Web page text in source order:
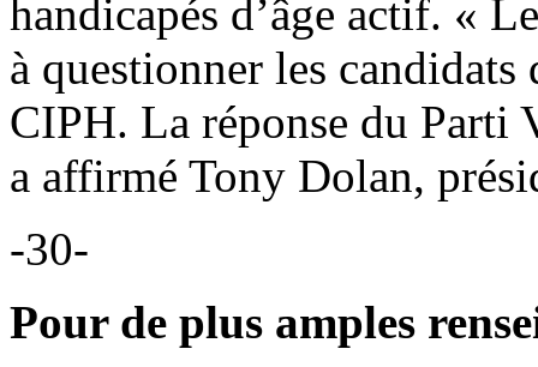
handicapés d’âge actif. «
à questionner les
CIPH. La réponse du Parti
a affirmé Tony Dolan,
-30-
Pour de plus amples